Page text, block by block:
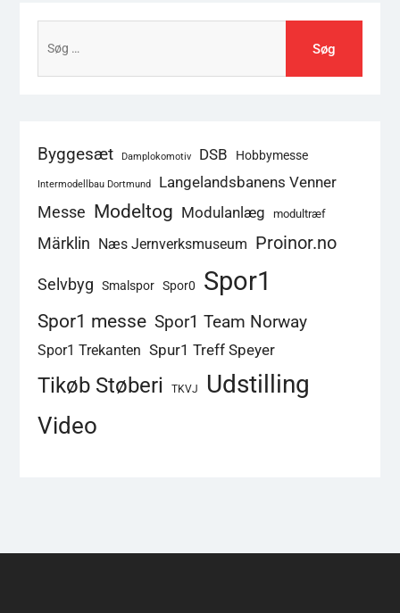
efter:
Byggesæt Damplokomotiv DSB Hobbymesse
Intermodellbau Dortmund
Langelandsbanens Venner
Messe Modeltog Modulanlæg modultræf
Märklin Næs Jernverksmuseum Proinor.no
Selvbyg Smalspor Spor0 Spor1
Spor1 messe Spor1 Team Norway
Spor1 Trekanten Spur1 Treff Speyer
Tikøb Støberi TKVJ Udstilling
Video